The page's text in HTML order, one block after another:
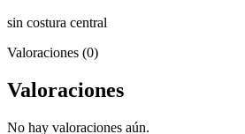
sin costura central
Valoraciones (0)
Valoraciones
No hay valoraciones aún.